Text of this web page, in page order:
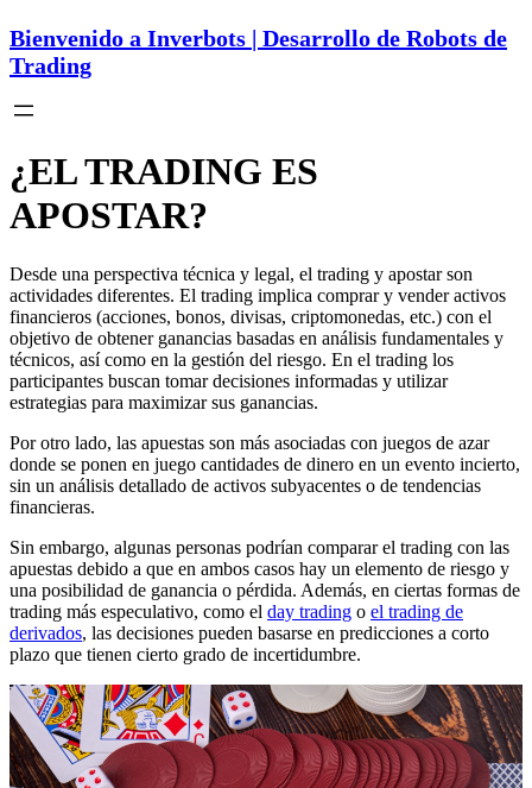
Bienvenido a Inverbots | Desarrollo de Robots de
Trading
¿EL TRADING ES
APOSTAR?
Desde una perspectiva técnica y legal, el trading y apostar son
actividades diferentes. El trading implica comprar y vender activos
financieros (acciones, bonos, divisas, criptomonedas, etc.) con el
objetivo de obtener ganancias basadas en análisis fundamentales y
técnicos, así como en la gestión del riesgo. En el trading los
participantes buscan tomar decisiones informadas y utilizar
estrategias para maximizar sus ganancias.
Por otro lado, las apuestas son más asociadas con juegos de azar
donde se ponen en juego cantidades de dinero en un evento incierto,
sin un análisis detallado de activos subyacentes o de tendencias
financieras.
Sin embargo, algunas personas podrían comparar el trading con las
apuestas debido a que en ambos casos hay un elemento de riesgo y
una posibilidad de ganancia o pérdida. Además, en ciertas formas de
trading más especulativo, como el day trading o el trading de
derivados, las decisiones pueden basarse en predicciones a corto
plazo que tienen cierto grado de incertidumbre.